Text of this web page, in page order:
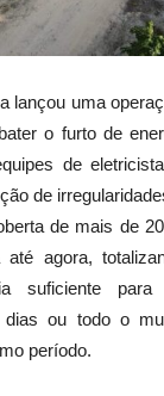
lançou uma
o furto de
de
de
de mais de
até agora,
suficiente
dias ou todo o
período.